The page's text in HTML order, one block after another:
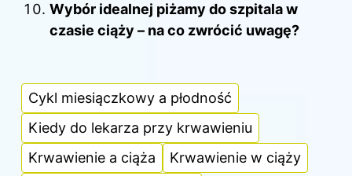
Wybór idealnej piżamy do szpitala w
czasie ciąży – na co zwrócić uwagę?
Cykl miesiączkowy a płodność
Kiedy do lekarza przy krwawieniu
Krwawienie a ciąża
Krwawienie w ciąży